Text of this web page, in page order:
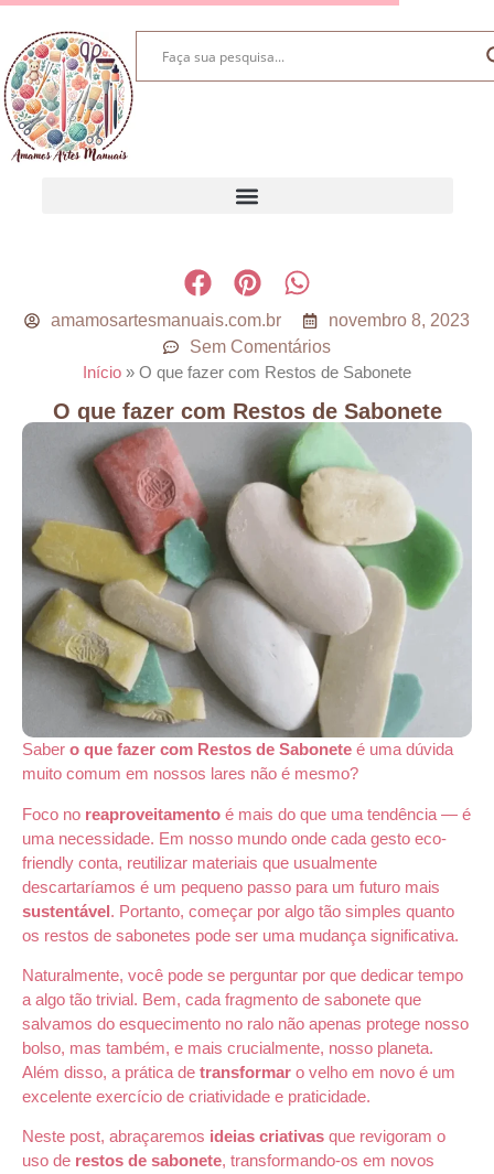
amamosartesmanuais.com.br
novembro 8, 2023
Sem Comentários
Início » O que fazer com Restos de Sabonete
O que fazer com Restos de Sabonete
Saber o que fazer com Restos de Sabonete é uma dúvida
muito comum em nossos lares não é mesmo?
Foco no reaproveitamento é mais do que uma tendência — é
uma necessidade. Em nosso mundo onde cada gesto eco-
friendly conta, reutilizar materiais que usualmente
descartaríamos é um pequeno passo para um futuro mais
sustentável. Portanto, começar por algo tão simples quanto
os restos de sabonetes pode ser uma mudança significativa.
Naturalmente, você pode se perguntar por que dedicar tempo
a algo tão trivial. Bem, cada fragmento de sabonete que
salvamos do esquecimento no ralo não apenas protege nosso
bolso, mas também, e mais crucialmente, nosso planeta.
Além disso, a prática de transformar o velho em novo é um
excelente exercício de criatividade e praticidade.
Neste post, abraçaremos ideias criativas que revigoram o
uso de restos de sabonete, transformando-os em novos